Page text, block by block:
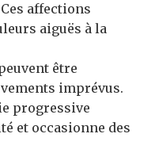
Ces affections
aiguës à la
être
imprévus.
progressive
et occasionne des